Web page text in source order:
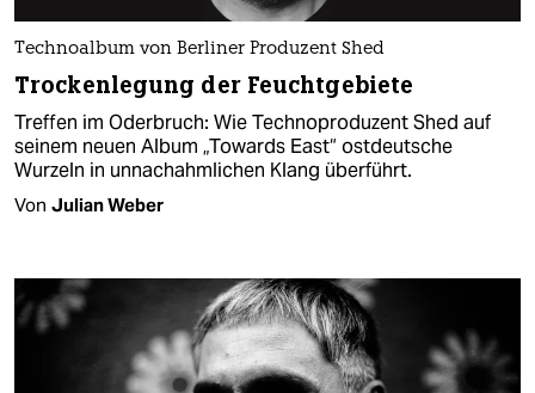
Technoalbum von Berliner Produzent Shed
Trockenlegung der Feuchtgebiete
Treffen im Oderbruch: Wie Technoproduzent Shed auf
seinem neuen Album „Towards East“ ostdeutsche
Wurzeln in unnachahmlichen Klang überführt.
Von Julian Weber